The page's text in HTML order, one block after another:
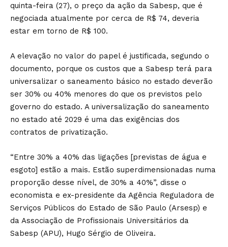
quinta-feira (27), o preço da ação da Sabesp, que é
negociada atualmente por cerca de R$ 74, deveria
estar em torno de R$ 100.
A elevação no valor do papel é justificada, segundo o
documento, porque os custos que a Sabesp terá para
universalizar o saneamento básico no estado deverão
ser 30% ou 40% menores do que os previstos pelo
governo do estado. A universalização do saneamento
no estado até 2029 é uma das exigências dos
contratos de privatização.
“Entre 30% a 40% das ligações [previstas de água e
esgoto] estão a mais. Estão superdimensionadas numa
proporção desse nível, de 30% a 40%”, disse o
economista e ex-presidente da Agência Reguladora de
Serviços Públicos do Estado de São Paulo (Arsesp) e
da Associação de Profissionais Universitários da
Sabesp (APU), Hugo Sérgio de Oliveira.